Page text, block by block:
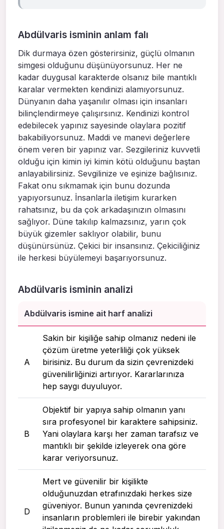
Abdülvaris isminin anlam falı
Dik durmaya özen gösterirsiniz, güçlü olmanın
simgesi olduğunu düşünüyorsunuz. Her ne
kadar duygusal karakterde olsanız bile mantıklı
karalar vermekten kendinizi alamıyorsunuz.
Dünyanın daha yaşanılır olması için insanları
bilinçlendirmeye çalışırsınız. Kendinizi kontrol
edebilecek yapınız sayesinde olaylara pozitif
bakabiliyorsunuz. Maddi ve manevi değerlere
önem veren bir yapınız var. Sezgileriniz kuvvetli
olduğu için kimin iyi kimin kötü olduğunu baştan
anlayabilirsiniz. Sevgilinize ve eşinize bağlısınız.
Fakat onu sıkmamak için bunu dozunda
yapıyorsunuz. İnsanlarla iletişim kurarken
rahatsınız, bu da çok arkadaşınızın olmasını
sağlıyor. Düne takılıp kalmazsınız, yarın çok
büyük gizemler saklıyor olabilir, bunu
düşünürsünüz. Çekici bir insansınız. Çekiciliğiniz
ile herkesi büyülemeyi başarıyorsunuz.
Abdülvaris isminin analizi
Abdülvaris ismine ait harf analizi
A
Sakin bir kişiliğe sahip olmanız nedeni ile
çözüm üretme yeterliliği çok yüksek
birisiniz. Bu durum da sizin çevrenizdeki
güvenilirliğinizi artırıyor. Kararlarınıza
hep saygı duyuluyor.
B
Objektif bir yapıya sahip olmanın yanı
sıra profesyonel bir karaktere sahipsiniz.
Yani olaylara karşı her zaman tarafsız ve
mantıklı bir şekilde izleyerek ona göre
karar veriyorsunuz.
D
Mert ve güvenilir bir kişilikte
olduğunuzdan etrafınızdaki herkes size
güveniyor. Bunun yanında çevrenizdeki
insanların problemleri ile birebir yakından